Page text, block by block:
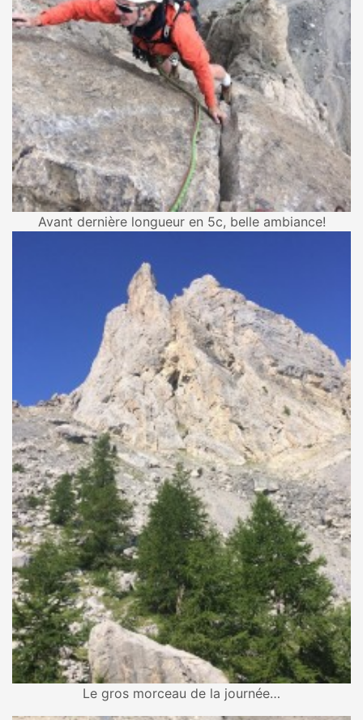
Avant dernière longueur en 5c, belle ambiance!
Le gros morceau de la journée…